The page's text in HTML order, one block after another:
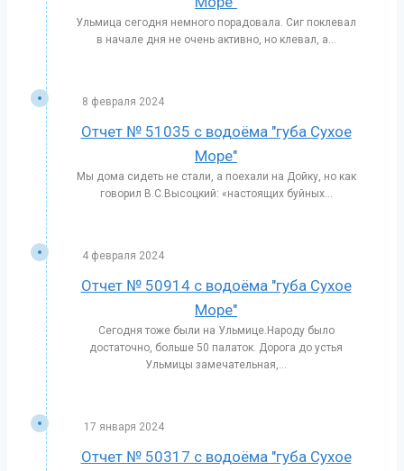
Ульмица сегодня немного порадовала. Сиг поклевал
в начале дня не очень активно, но клевал, а...
8 февраля 2024
Отчет № 51035 с водоёма "губа Сухое
Море"
Мы дома сидеть не стали, а поехали на Дойку, но как
говорил В.С.Высоцкий: «настоящих буйных...
4 февраля 2024
Отчет № 50914 с водоёма "губа Сухое
Море"
Сегодня тоже были на Ульмице.Народу было
достаточно, больше 50 палаток. Дорога до устья
Ульмицы замечательная,...
17 января 2024
Отчет № 50317 с водоёма "губа Сухое